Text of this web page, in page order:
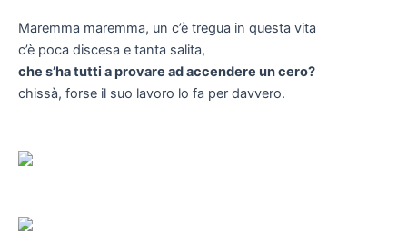
Maremma maremma, un c’è tregua in questa vita
c’è poca discesa e tanta salita,
che s’ha tutti a provare ad accendere un cero?
chissà, forse il suo lavoro lo fa per davvero.